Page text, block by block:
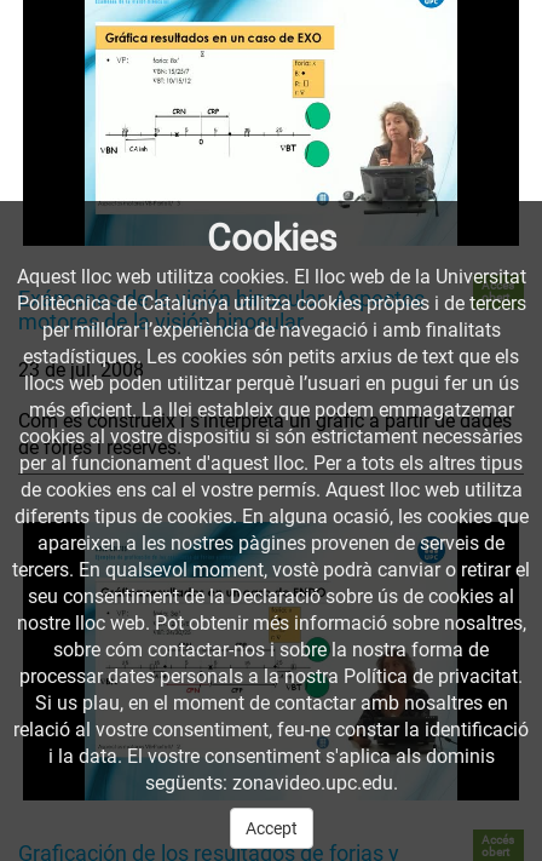
Exámenes de la visión binocular. Aspectos
motores de la visión binocular
Accés
obert
23 de jul. 2008
Com es construeix i s'interpreta un gràfic a partir de dades
de fòries i reserves.
Graficación de los resultados de forias y
Accés
obert
Cookies
Aquest lloc web utilitza cookies. El lloc web de la Universitat
Politècnica de Catalunya utilitza cookies pròpies i de tercers
per millorar l’experiència de navegació i amb finalitats
estadístiques. Les cookies són petits arxius de text que els
llocs web poden utilitzar perquè l’usuari en pugui fer un ús
més eficient. La llei estableix que podem emmagatzemar
cookies al vostre dispositiu si són estrictament necessàries
per al funcionament d'aquest lloc. Per a tots els altres tipus
de cookies ens cal el vostre permís. Aquest lloc web utilitza
diferents tipus de cookies. En alguna ocasió, les cookies que
apareixen a les nostres pàgines provenen de serveis de
tercers. En qualsevol moment, vostè podrà canviar o retirar el
seu consentiment de la Declaració sobre ús de cookies al
nostre lloc web. Pot obtenir més informació sobre nosaltres,
sobre cóm contactar-nos i sobre la nostra forma de
processar dates personals a la nostra Política de privacitat.
Si us plau, en el moment de contactar amb nosaltres en
relació al vostre consentiment, feu-ne constar la identificació
i la data. El vostre consentiment s'aplica als dominis
següents: zonavideo.upc.edu.
Accept